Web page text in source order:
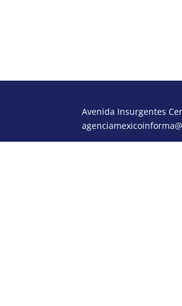
Avenida Insurgentes